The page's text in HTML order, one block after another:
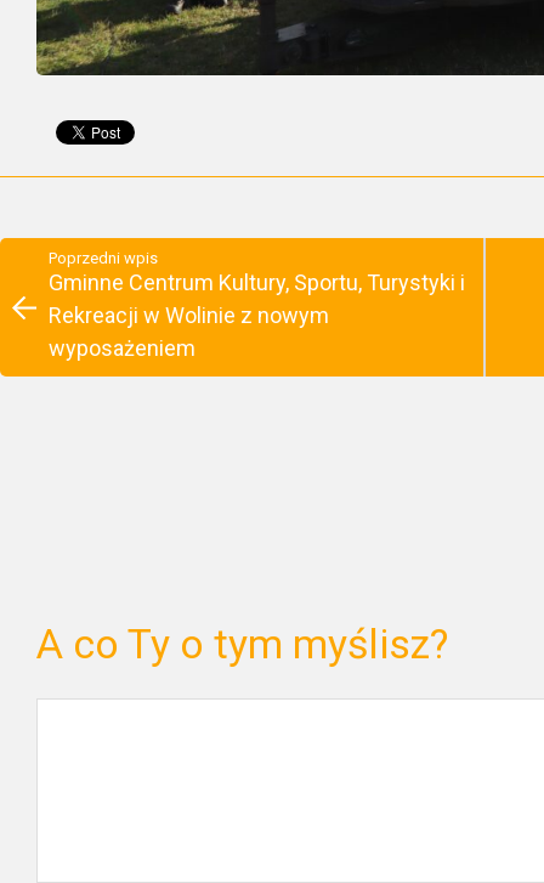
Poprzedni wpis
Gminne Centrum Kultury, Sportu, Turystyki i
Rekreacji w Wolinie z nowym
wyposażeniem
A co Ty o tym myślisz?